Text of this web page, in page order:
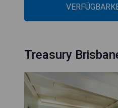
Treasury